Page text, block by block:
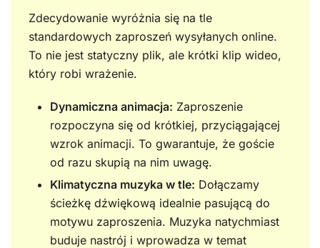
Zdecydowanie wyróżnia się na tle
standardowych zaproszeń wysyłanych online.
To nie jest statyczny plik, ale krótki klip wideo,
który robi wrażenie.
Dynamiczna animacja: Zaproszenie
rozpoczyna się od krótkiej, przyciągającej
wzrok animacji. To gwarantuje, że goście
od razu skupią na nim uwagę.
Klimatyczna muzyka w tle: Dołączamy
ścieżkę dźwiękową idealnie pasującą do
motywu zaproszenia. Muzyka natychmiast
buduje nastrój i wprowadza w temat